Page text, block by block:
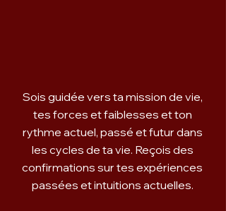
Sois guidée vers ta mission de vie,
tes forces et faiblesses et ton
rythme actuel, passé et futur dans
les cycles de ta vie. Reçois des
confirmations sur tes expériences
passées et intuitions actuelles.